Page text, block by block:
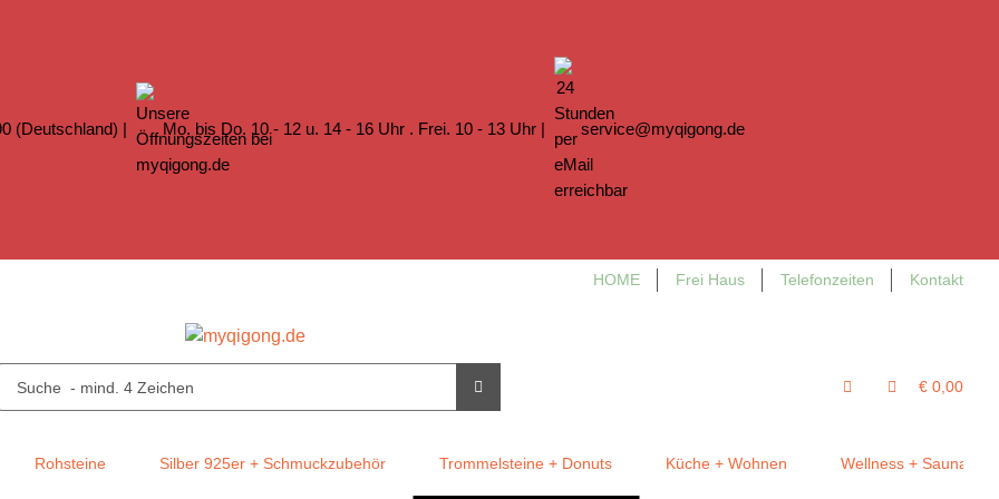
(Deutschland) | Mo. bis Do. 10 - 12 u. 14 - 16 Uhr . Frei. 10 - 13 Uhr | service@myqigong.de
HOME Frei Haus Telefonzeiten Kontakt
€ 0,00
Rohsteine Silber 925er + Schmuckzubehör Trommelsteine + Donuts Küche + Wohnen Wellness + Sauna